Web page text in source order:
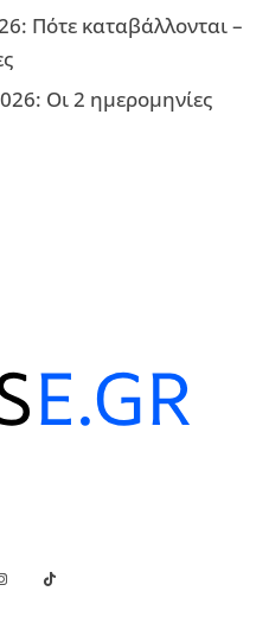
Πότε καταβάλλονται –
Οι 2 ημερομηνίες